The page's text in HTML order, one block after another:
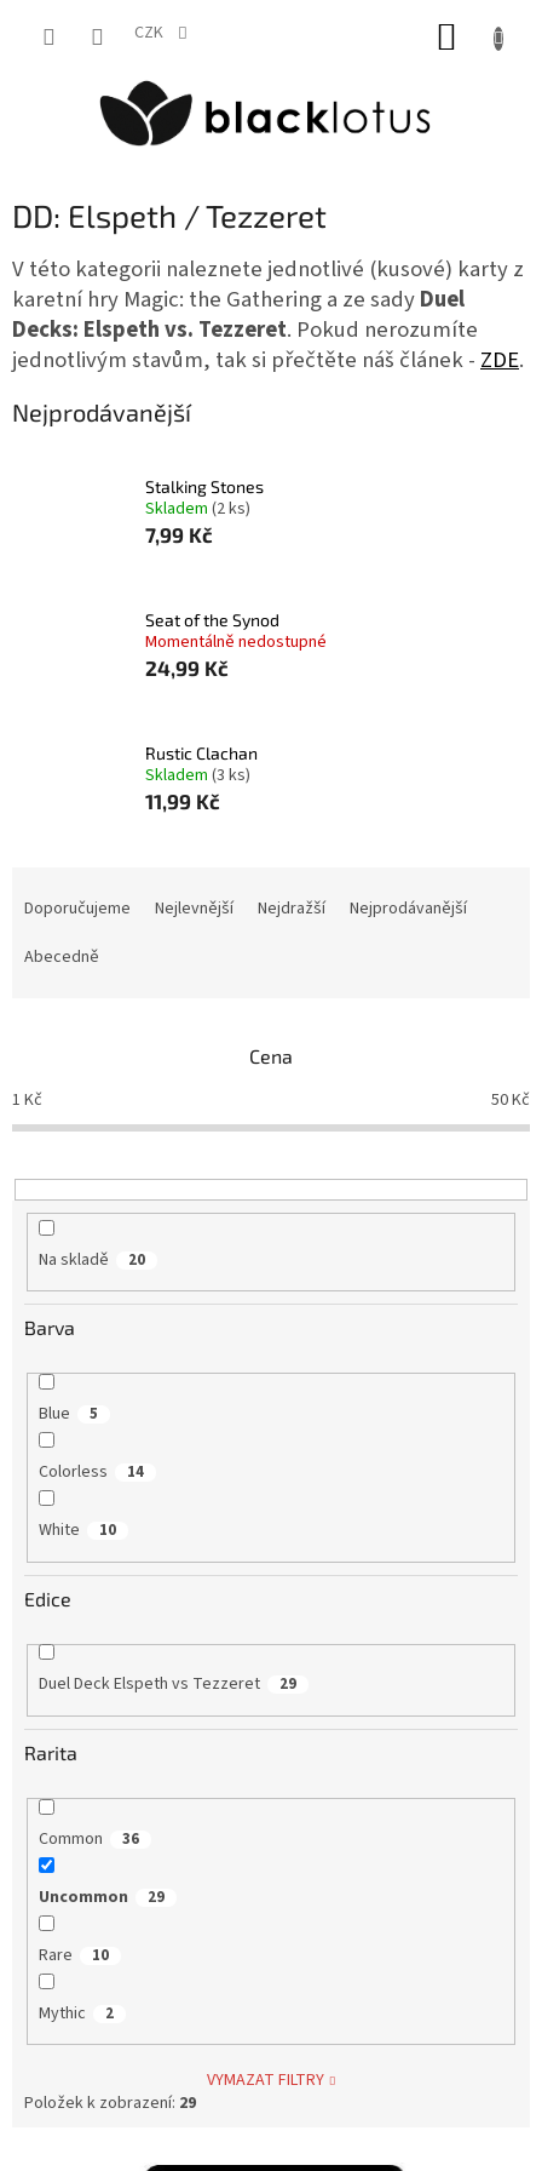
CZK
DD: Elspeth / Tezzeret
V této kategorii naleznete jednotlivé (kusové) karty z
karetní hry Magic: the Gathering a ze sadyDuel
Decks: Elspeth vs. Tezzeret. Pokud nerozumíte
jednotlivým stavům, tak si přečtěte náš článek - ZDE.
Nejprodávanější
Stalking Stones
Skladem (2 ks)
7,99 Kč
Seat of the Synod
Momentálně nedostupné
24,99 Kč
Rustic Clachan
Skladem (3 ks)
11,99 Kč
o
d
k
t
Doporučujeme Nejlevnější Nejdražší
Nejprodávanější
Abecedně
Cena
1 Kč 50Kč
Na skladě 20
Barva
Blue 5
Colorless 14
White 10
Edice
Duel Deck Elspeth vs Tezzeret 29
Rarita
Common 36
Uncommon 29
Rare 10
Mythic 2
VYMAZAT FILTRY
Položek k zobrazení: 29